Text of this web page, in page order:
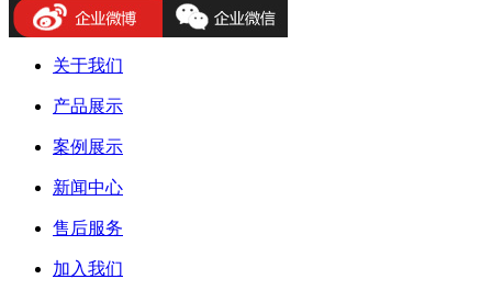
关于我们
产品展示
案例展示
新闻中心
售后服务
加入我们